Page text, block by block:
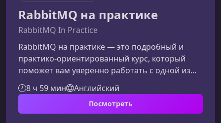
RabbitMQ на практике
RabbitMQ In Practice
RabbitMQ на практике — это подробный и
практико-ориентированный курс, который
поможет вам уверенно работать с одной из
самых популярных систем обмена
сообщениями. Материал подходит и
новичкам, и опытным инженерам, желающим
8 ч 59 мин Английский
Посмотреть